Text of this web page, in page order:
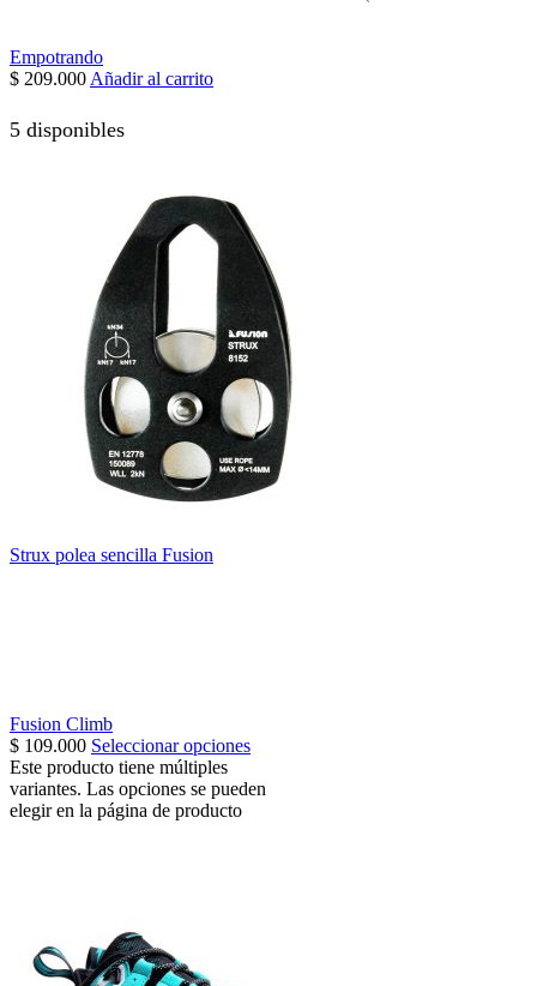
Empotrando
$ 209.000 Añadir al carrito
5 disponibles
Strux polea sencilla Fusion
Fusion Climb
$ 109.000 Seleccionar opciones
Este producto tiene múltiples
variantes. Las opciones se pueden
elegir en la página de producto